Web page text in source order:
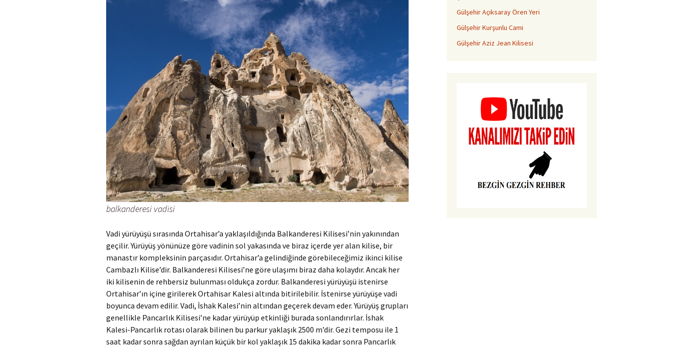
balkanderesi vadisi
Vadi yürüyüşü sırasında Ortahisar’a yaklaşıldığında Balkanderesi Kilisesi’nin yakınından
geçilir. Yürüyüş yönünüze göre vadinin sol yakasında ve biraz içerde yer alan kilise, bir
manastır kompleksinin parçasıdır. Ortahisar’a gelindiğinde görebileceğimiz ikinci kilise
Cambazlı Kilise’dir. Balkanderesi Kilisesi’ne göre ulaşımı biraz daha kolaydır. Ancak her
iki kilisenin de rehbersiz bulunması oldukça zordur. Balkanderesi yürüyüşü istenirse
Ortahisar’ın içine girilerek Ortahisar Kalesi altında bitirilebilir. İstenirse yürüyüşe vadi
boyunca devam edilir. Vadi, İshak Kalesi’nin altından geçerek devam eder. Yürüyüş grupları
genellikle Pancarlık Kilisesi’ne kadar yürüyüp etkinliği burada sonlandırırlar. İshak
Kalesi-Pancarlık rotası olarak bilinen bu parkur yaklaşık 2500 m’dir. Gezi temposu ile 1
saat kadar sonra sağdan ayrılan küçük bir kol yaklaşık 15 dakika kadar sonra Pancarlık
Gülşehir Açıksaray Ören Yeri
Gülşehir Kurşunlu Cami
Gülşehir Aziz Jean Kilisesi